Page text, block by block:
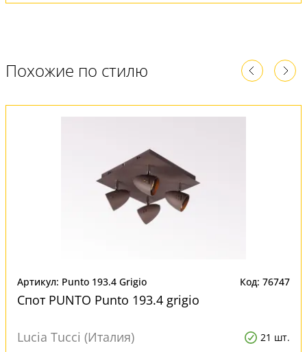
Похожие по стилю
Артикул: Punto 193.4 Grigio Код: 76747
Спот PUNTO Punto 193.4 grigio
Lucia Tucci (Италия) 21 шт.